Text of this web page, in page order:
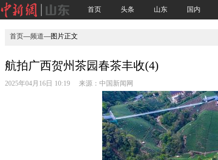
首页 头条 山东 国内
首页—频道—图片正文
航拍广西贺州茶园春茶丰收(4)
2025年04月16日 10:19 来源： 中国新闻网